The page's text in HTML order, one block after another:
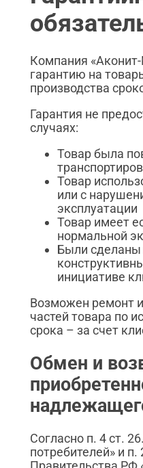
Компания
гарантию на
производства
Гарантия не
случаях:
Товар была
Товар
или с
эксплуатации
Товар имеет
нормальной
Были сделаны
инициативе
Возможен ремонт
частей товара по
срока – за счет
Обмен и
Согласно п. 4 ст.
потребителей» и